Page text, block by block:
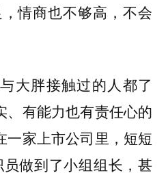
情商也不够高，不会
大胖接触过的人都了
、有能力也有责任心的
一家上市公司里，短短
做到了小组组长，甚